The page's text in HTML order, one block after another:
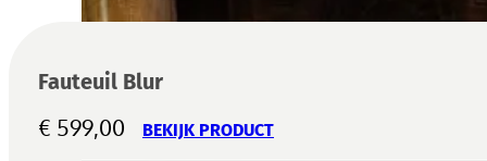
Fauteuil Blur
€ 599,00 BEKIJK PRODUCT